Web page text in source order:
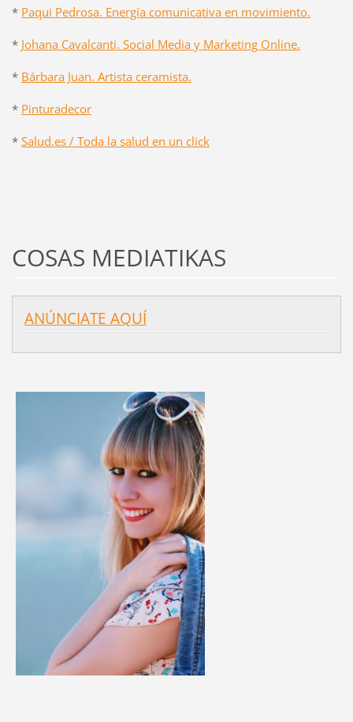
* Paqui Pedrosa. Energía comunicativa en movimiento.
* Johana Cavalcanti. Social Media y Marketing Online.
* Bárbara Juan. Artista ceramista.
* Pinturadecor
* Salud.es / Toda la salud en un click
COSAS MEDIATIKAS
ANÚNCIATE AQUÍ